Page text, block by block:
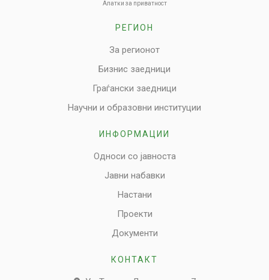
Алатки за приватност
РЕГИОН
За регионот
Бизнис заедници
Граѓански заедници
Научни и образовни институции
ИНФОРМАЦИИ
Односи со јавноста
Јавни набавки
Настани
Проекти
Документи
КОНТАКТ